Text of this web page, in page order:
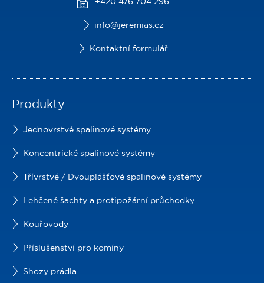
info@jeremias.cz
Kontaktní formulář
Produkty
Jednovrstvé spalinové systémy
Koncentrické spalinové systémy
Třívrstvé / Dvouplášťové spalinové systémy
Lehčené šachty a protipožární průchodky
Kouřovody
Příslušenství pro komíny
Shozy prádla